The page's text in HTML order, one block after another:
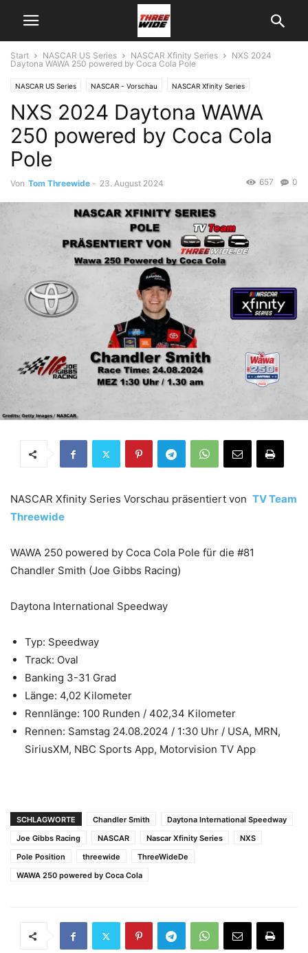
Start NASCAR US Series NASCAR Xfinity Series
NXS 2024
Daytona WAWA 250 powered by Coca Cola Pole
NASCAR US Series NASCAR - Vorschau NASCAR Xfinity Series
NXS 2024 Daytona WAWA
250 powered by Coca Cola
Pole
Von Tom Threewide - 23. August 2024 0
657
NASCAR Xfinity Series Vorschau präsentiert von TV Team
Threewide
WAWA 250 powered by Coca Cola Pole für die #81
Chandler Smith (Joe Gibbs Racing)
Daytona International Speedway
Typ: Speedway
Track: Oval
Banking 3-31 Grad
Länge: 4,02 Kilometer
Rennlänge: 100 Runden / 402,34 Kilometer
Rennen: Samstag 24.08.2024 / 1:30 Uhr / USA, MRN,
SiriusXM, NBC Sports App, Motorvision TV App
SCHLAGWORTE Chandler Smith
Daytona International Speedway
Joe Gibbs Racing
NASCAR Nascar Xfinity Series
NXS
Pole Position
threewide
ThreeWideDe
WAWA 250 powered by Coca Cola